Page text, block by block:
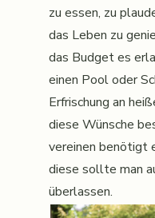
zu essen, zu
das Leben zu
das Budget es
einen Pool oder
Erfrischung an
diese Wünsche
vereinen benötigt
diese sollte man
überlassen.